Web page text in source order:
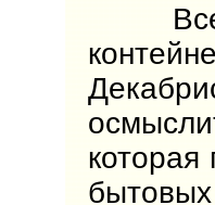
Все,
которая